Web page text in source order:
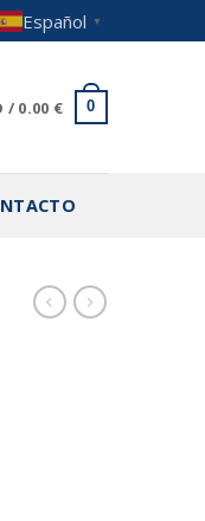
Español ▼
/ 0.00 € 0